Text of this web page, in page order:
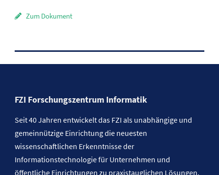
Zum Dokument
FZI Forschungszentrum Informatik
Seit 40 Jahren entwickelt das FZI als unabhängige und
gemeinnützige Einrichtung die neuesten
wissenschaftlichen Erkenntnisse der
Informationstechnologie für Unternehmen und
öffentliche Einrichtungen zu praxistauglichen Lösungen.